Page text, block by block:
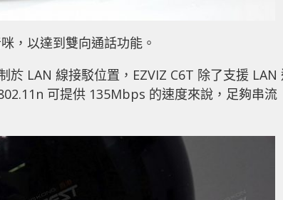
，以達到雙向通話功能。
於 LAN 線接駁位置，EZVIZ C6T 除了支援 LAN
可提供 135Mbps 的速度來說，足夠串流